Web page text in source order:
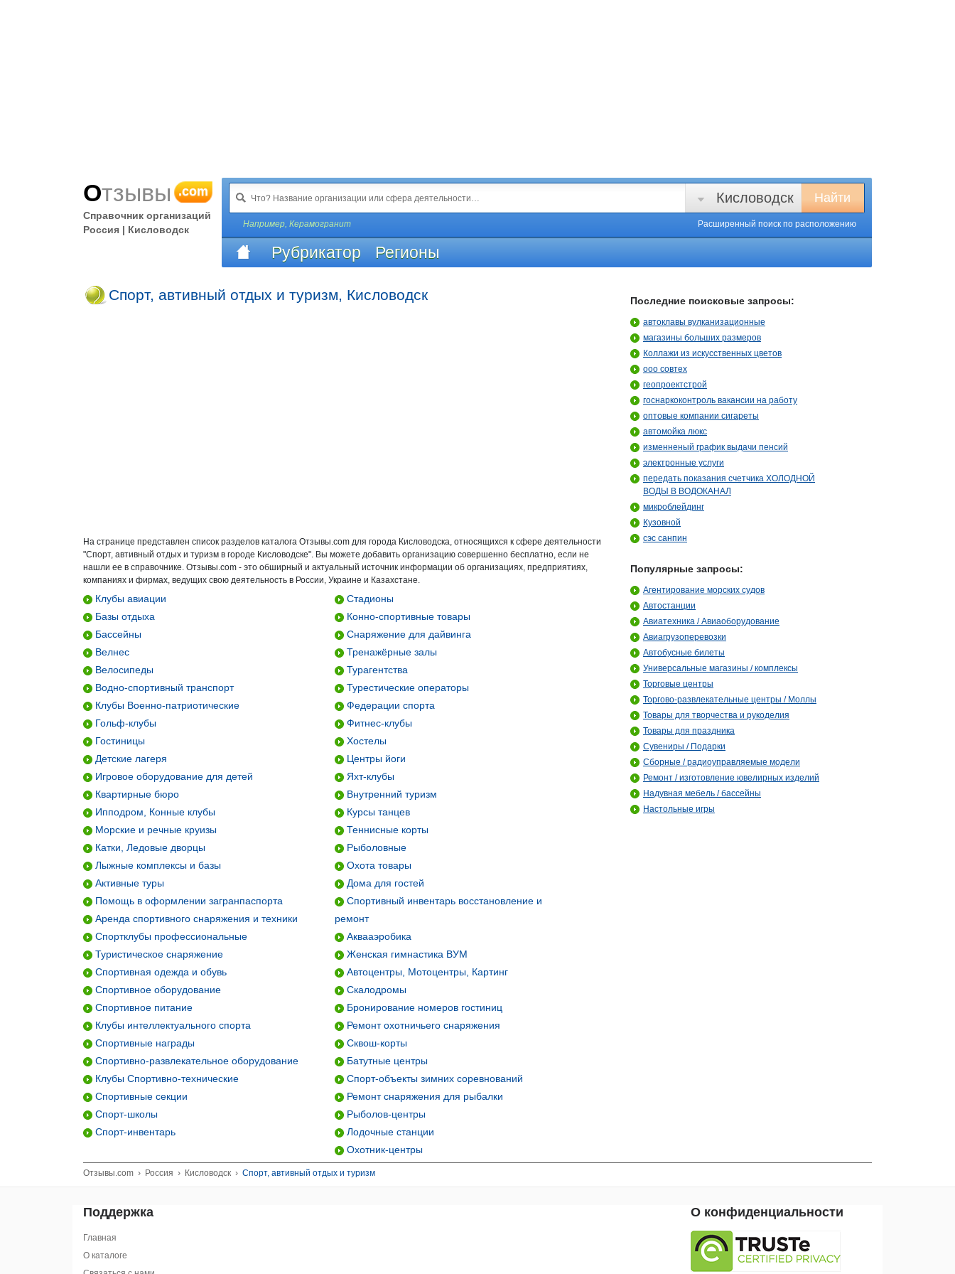
Отзывы .com
Справочник организаций
Россия | Кисловодск
Найти
Кисловодск
Например, Керамогранит Расширенный поиск по расположению
Рубрикатор Регионы
Спорт, автивный отдых и туризм, Кисловодск
На странице представлен список разделов каталога Отзывы.com для города Кисловодска, относящихся к сфере деятельности
"Спорт, автивный отдых и туризм в городе Кисловодске". Вы можете добавить организацию совершенно бесплатно, если не
нашли ее в справочнике. Отзывы.com - это обширный и актуальный источник информации об организациях, предприятиях,
компаниях и фирмах, ведущих свою деятельность в России, Украине и Казахстане.
Клубы авиации
Базы отдыха
Бассейны
Велнес
Велосипеды
Водно-спортивный транспорт
Клубы Военно-патриотические
Гольф-клубы
Гостиницы
Детские лагеря
Игровое оборудование для детей
Квартирные бюро
Ипподром, Конные клубы
Морские и речные круизы
Катки, Ледовые дворцы
Лыжные комплексы и базы
Активные туры
Помощь в оформлении загранпаспорта
Аренда спортивного снаряжения и техники
Спортклубы профессиональные
Туристическое снаряжение
Спортивная одежда и обувь
Спортивное оборудование
Спортивное питание
Клубы интеллектуального спорта
Спортивные награды
Спортивно-развлекательное оборудование
Клубы Спортивно-технические
Спортивные секции
Спорт-школы
Спорт-инвентарь
Стадионы
Конно-спортивные товары
Снаряжение для дайвинга
Тренажёрные залы
Турагентства
Турестические операторы
Федерации спорта
Фитнес-клубы
Хостелы
Центры йоги
Яхт-клубы
Внутренний туризм
Курсы танцев
Теннисные корты
Рыболовные
Охота товары
Дома для гостей
Спортивный инвентарь восстановление и
ремонт
Аквааэробика
Женская гимнастика ВУМ
Автоцентры, Мотоцентры, Картинг
Скалодромы
Бронирование номеров гостиниц
Ремонт охотничьего снаряжения
Сквош-корты
Батутные центры
Спорт-объекты зимних соревнований
Ремонт снаряжения для рыбалки
Рыболов-центры
Лодочные станции
Охотник-центры
Последние поисковые запросы:
автоклавы вулканизационные
магазины больших размеров
Коллажи из искусственных цветов
ооо совтех
геопроектстрой
госнаркоконтроль вакансии на работу
оптовые компании сигареты
автомойка люкс
изменненый график выдачи пенсий
электронные услуги
передать показания счетчика ХОЛОДНОЙ
ВОДЫ В ВОДОКАНАЛ
микроблейдинг
Кузовной
сэс санпин
Популярные запросы:
Агентирование морских судов
Автостанции
Авиатехника / Авиаоборудование
Авиагрузоперевозки
Автобусные билеты
Универсальные магазины / комплексы
Торговые центры
Торгово-развлекательные центры / Моллы
Товары для творчества и рукоделия
Товары для праздника
Сувениры / Подарки
Сборные / радиоуправляемые модели
Ремонт / изготовление ювелирных изделий
Надувная мебель / бассейны
Настольные игры
Отзывы.com › Россия › Кисловодск › Спорт, автивный отдых и туризм
Поддержка
Главная
О каталоге
О конфиденциальности